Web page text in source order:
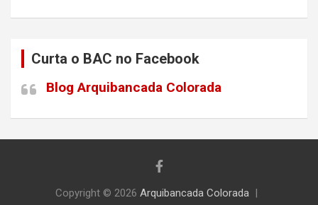
Curta o BAC no Facebook
Blog Arquibancada Colorada
Copyright © 2026 Arquibancada Colorada